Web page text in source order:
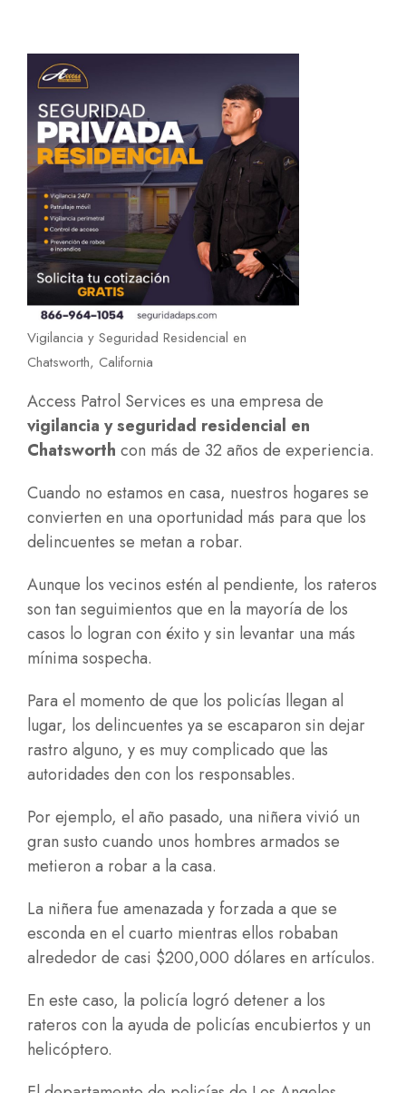
Vigilancia y Seguridad Residencial en
Chatsworth, California
Access Patrol Services es una empresa de
vigilancia y seguridad residencial en
Chatsworth con más de 32 años de experiencia.
Cuando no estamos en casa, nuestros hogares se
convierten en una oportunidad más para que los
delincuentes se metan a robar.
Aunque los vecinos estén al pendiente, los rateros
son tan seguimientos que en la mayoría de los
casos lo logran con éxito y sin levantar una más
mínima sospecha.
Para el momento de que los policías llegan al
lugar, los delincuentes ya se escaparon sin dejar
rastro alguno, y es muy complicado que las
autoridades den con los responsables.
Por ejemplo, el año pasado, una niñera vivió un
gran susto cuando unos hombres armados se
metieron a robar a la casa.
La niñera fue amenazada y forzada a que se
esconda en el cuarto mientras ellos robaban
alrededor de casi $200,000 dólares en artículos.
En este caso, la policía logró detener a los
rateros con la ayuda de policías encubiertos y un
helicóptero.